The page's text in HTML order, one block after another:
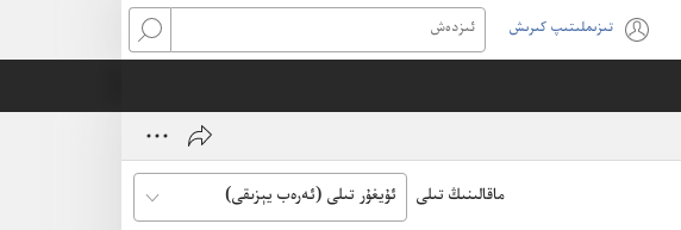
تىزىملىتىپ كىرىش
(opens
ئىزدەش
ماقالىنىڭ تىلى